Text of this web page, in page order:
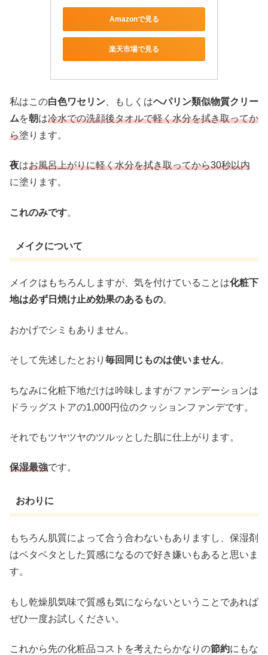
Amazonで見る
楽天市場で見る
私はこの白色ワセリン 、もしくはヘパリン類似物質クリー
ムを朝は冷水での洗顔後タオルで軽く水分を拭き取ってか
ら塗ります。
夜はお風呂上がりに軽く水分を拭き取ってから30秒以内
に塗ります。
これのみです。
メイクについて
メイクはもちろんしますが、気を付けていることは化粧下
地は必ず日焼け止め効果のあるもの。
おかげでシミもありません。
そして先述したとおり 毎回同じものは使いません。
ちなみに化粧下地だけは吟味しますがファンデーションは
ドラッグストアの1,000円位のクッションファンデです。
それでもツヤツヤのツルッとした肌に仕上がります。
保湿最強です。
おわりに
もちろん肌質によって合う合わないもありますし、保湿剤
はベタベタとした質感になるので好き嫌いもあると思いま
す。
もし乾燥肌気味で質感も気にならないということであれば
ぜひ一度お試しください。
これから先の化粧品コストを考えたらかなりの節約にもな